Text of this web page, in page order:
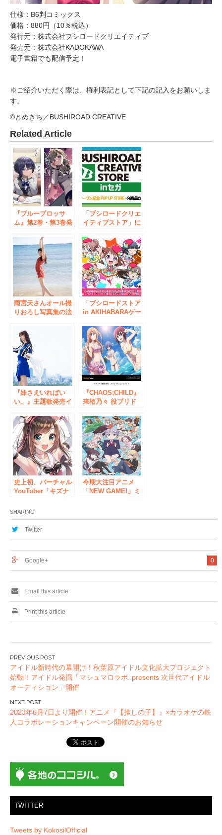
仕様：B6判コミックス
価格：880円（10％税込）
発行元：株式会社ブシロードクリエイティブ
発売元：株式会社KADOKAWA
電子書籍でも配信予定！
※ご紹介いただく際は、権利表記として下記の記入をお願いしま
す。
©とめきち／BUSHIROAD CREATIVE
Related Article
『ブルーブロッサ
ム』第2巻・第3巻発
生のサイン会が4月
29日(土)に
AKIHABARAゲーマ
ーズ本店にて開催決
定！
「ブシロードクリエ
イティブストア」に
「コミックブシロー
ドWEBオープン記
念 POP UP
STORE」の商品発
売が決定！サイン入
りコミックの追加販
売も実施！
雨宮天さんオール撮
りおろし写真集の法
禁！ 予約受付中！
「ブシロードストア
in AKIHABARAゲー
14日にオープン！ブ
シロードの注目コン
テンツのグッズや展
示を展開！
『妹さえいればい
い。』主題歌発売イ
ChouCho・結城ア
イラ ミニライブも
『CHAOS;CHILD』
来栖乃々 役ブリド
さん による特典お
渡しも！『まるごと
MAGES.マガジン
狼TYPE』発売記念
イベント&ミニミュ
ージアムが開催決
定！
史上初、バーチャル
YouTuber「キズナ
＆イベント開催！
今期大注目アニメ
「NEW GAME!」ミ
SHARING
Twitter
0
Google+
Email this article
Print this article
投
稿
ナ
ビ
ゲ
ー
ン
アイドル新時代の幕開け！秋葉原アイドル文化拡大プロジェクト
始動！アイドル発掘「マシュマロラボ. presents 次世代アイドル
オーディション」開催
2023年6月7日より開催！アニメ『【推しの子】』×カラオケの鉄
人コラボレーションキャンペーン開催のお知らせ
TWITTER
Tweets by KokosilOfficial